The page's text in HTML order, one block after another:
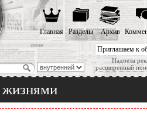
Приглашаем к
Надоела
расширенный
Главная Разделы Архив